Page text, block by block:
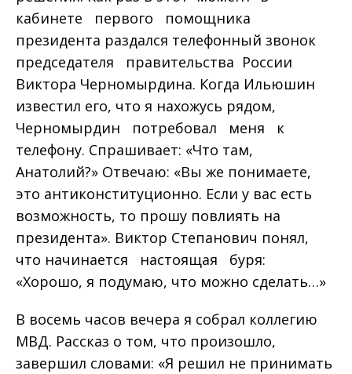
кабинете первого помощника
президента раздался телефонный звонок
председателя правительства России
Виктора Черномырдина. Когда Ильюшин
известил его, что я нахожусь рядом,
Черномырдин потребовал меня к
телефону. Спрашивает: «Что там,
Анатолий?» Отвечаю: «Вы же понимаете,
это антиконституционно. Если у вас есть
возможность, то прошу повлиять на
президента». Виктор Степанович понял,
что начинается настоящая буря:
«Хорошо, я подумаю, что можно сделать…»
В восемь часов вечера я собрал коллегию
МВД. Рассказ о том, что произошло,
завершил словами: «Я решил не принимать